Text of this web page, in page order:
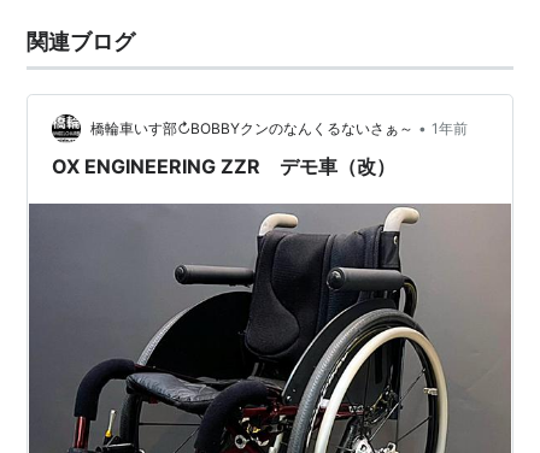
関連ブログ
橋輪車いす部↻BOBBYクンのなんくるないさぁ～ • 1年前
OX ENGINEERING ZZR デモ車（改）